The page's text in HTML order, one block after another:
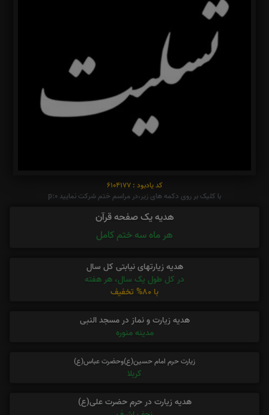
کد یادبود : 6104177
با کلیک بر روی دکمه های زیر،در مراسم ختم شرکت نمایید p:0
هدیه یک صفحه قرآن
هر ماه سه ختم کامل
هدیه زیارتهای نیابتی کل سال
در کل طول یک سال، هر هفته
با 80% تخفیف
هدیه زیارت و نماز در مسجد النبی
مدینه منوره
زیارت حرم امام حسین(ع)وحضرت عباس(ع)
کربلا
هدیه زیارت در حرم حضرت علی(ع)